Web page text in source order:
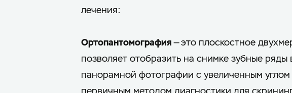
лечения:
Ортопантомография— это плоскостное
позволяет отобразить на снимке зубные ряды
панорамной фотографии с увеличенным